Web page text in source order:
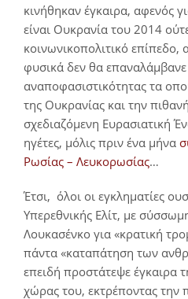
κινήθηκαν έγκαιρα, αφενός
είναι Ουκρανία του 2014
κοινωνικοπολιτικό επίπεδο,
φυσικά δεν θα
αναποφασιστικότητας τα
της Ουκρανίας και την
σχεδιαζόμενη Ευρασιατική
ηγέτες, μόλις πριν ένα μήνα
Ρωσίας – Λευκορωσίας…
Έτσι, όλοι οι εγκληματίες
Υπερεθνικής Ελίτ, με
Λουκασένκο για «κρατική
πάντα «καταπάτηση των
επειδή προστάτεψε έγκαιρα
χώρας του, εκτρέποντας την